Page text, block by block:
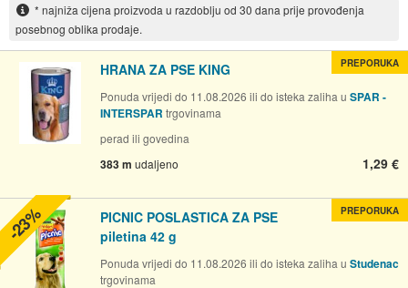
* najniža cijena proizvoda u razdoblju od 30 dana prije provođenja
posebnog oblika prodaje.
HRANA ZA PSE KING
Ponuda vrijedi do 11.08.2026 ili do isteka zaliha u SPAR -
INTERSPAR trgovinama
perad ili govedina
383 m udaljeno 1,29 €
PREPORUKA
PICNIC POSLASTICA ZA PSE
piletina 42 g
Ponuda vrijedi do 11.08.2026 ili do isteka zaliha u Studenac
trgovinama
PREPORUKA
-23%